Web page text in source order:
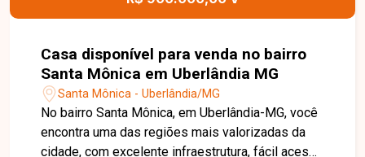
Casa disponível para venda no bairro
Santa Mônica em Uberlândia MG
Santa Mônica - Uberlândia/MG
No bairro Santa Mônica, em Uberlândia-MG, você
encontra uma das regiões mais valorizadas da
cidade, com excelente infraestrutura, fácil acesso